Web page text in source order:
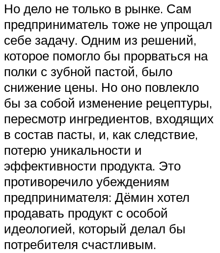
Но дело не только в рынке. Сам
предприниматель тоже не упрощал
себе задачу. Одним из решений,
которое помогло бы прорваться на
полки с зубной пастой, было
снижение цены. Но оно повлекло
бы за собой изменение рецептуры,
пересмотр ингредиентов, входящих
в состав пасты, и, как следствие,
потерю уникальности и
эффективности продукта. Это
противоречило убеждениям
предпринимателя: Дёмин хотел
продавать продукт с особой
идеологией, который делал бы
потребителя счастливым.